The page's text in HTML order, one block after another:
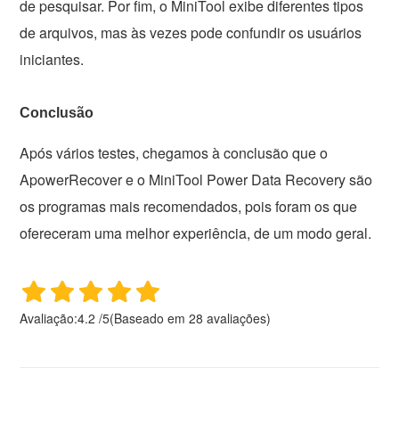
de pesquisar. Por fim, o MiniTool exibe diferentes tipos
de arquivos, mas às vezes pode confundir os usuários
iniciantes.
Conclusão
Após vários testes, chegamos à conclusão que o
ApowerRecover e o MiniTool Power Data Recovery são
os programas mais recomendados, pois foram os que
ofereceram uma melhor experiência, de um modo geral.
Avaliação:4.2 /5(Baseado em28 avaliações)